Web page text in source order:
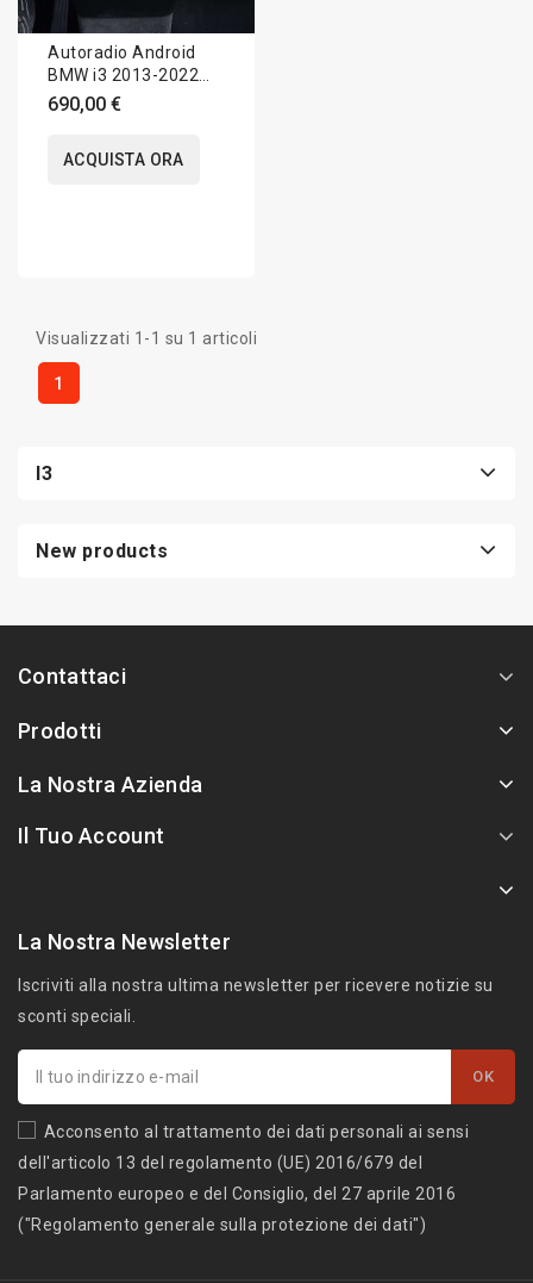
Autoradio Android
BMW i3 2013-2022
Apple CarPlay 12.5
pollici
690,00 €
ACQUISTA ORA
Visualizzati 1-1 su 1 articoli
1
I3
New products
Contattaci
Prodotti
La Nostra Azienda
Il Tuo Account
La Nostra Newsletter
Iscriviti alla nostra ultima newsletter per ricevere notizie su
sconti speciali.
Acconsento al trattamento dei dati personali ai sensi
dell'articolo 13 del regolamento (UE) 2016/679 del
Parlamento europeo e del Consiglio, del 27 aprile 2016
("Regolamento generale sulla protezione dei dati")